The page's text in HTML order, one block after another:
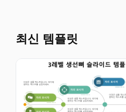
최신 템플릿